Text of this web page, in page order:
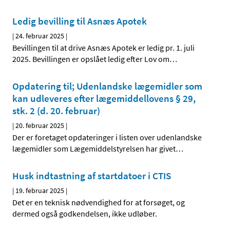
Ledig bevilling til Asnæs Apotek
|24. februar 2025 |
Bevillingen til at drive Asnæs Apotek er ledig pr. 1. juli
2025. Bevillingen er opslået ledig efter Lov om…
Opdatering til; Udenlandske lægemidler som
kan udleveres efter lægemiddellovens § 29,
stk. 2 (d. 20. februar)
|20. februar 2025 |
Der er foretaget opdateringer i listen over udenlandske
lægemidler som Lægemiddelstyrelsen har givet…
Husk indtastning af startdatoer i CTIS
| 19. februar 2025 |
Det er en teknisk nødvendighed for at forsøget, og
dermed også godkendelsen, ikke udløber.